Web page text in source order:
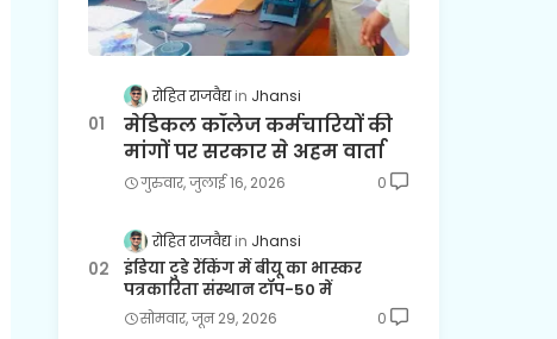
रोहित राजवैद्य Jhansi
मेडिकल कॉलेज कर्मचारियों की
मांगों पर सरकार से अहम वार्ता
गुरुवार, जुलाई 16, 2026 0
रोहित राजवैद्य Jhansi
इंडिया टुडे रैंकिंग में बीयू का भास्कर
पत्रकारिता संस्थान टॉप-50 में
सोमवार, जून 29, 2026 0